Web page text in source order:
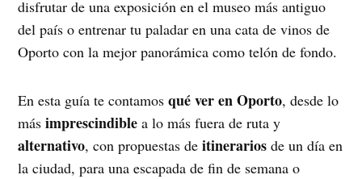
disfrutar de una exposición en el museo más antiguo
del país o entrenar tu paladar en una cata de vinos de
Oporto con la mejor panorámica como telón de fondo.
En esta guía te contamosqué ver en Oporto, desde lo
másimprescindible a lo más fuera de ruta y
alternativo, con propuestas deitinerarios de un día en
la ciudad, para una escapada de fin de semana o